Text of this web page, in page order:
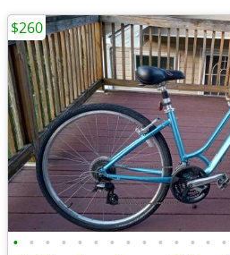
• • • • • • • • • • • • • •
$260